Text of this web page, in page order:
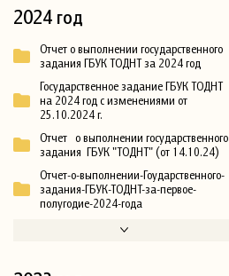
2024 год
Отчет о выполнении государственного
задания ГБУК ТОДНТ за 2024 год
Государственное задание ГБУК ТОДНТ
на 2024 год с изменениями от
25.10.2024 г.
Отчет о выполнении государственного
задания ГБУК "ТОДНТ" (от 14.10.24)
Отчет-о-выполнении-Гоударственного-
задания-ГБУК-ТОДНТ-за-первое-
полугодие-2024-года